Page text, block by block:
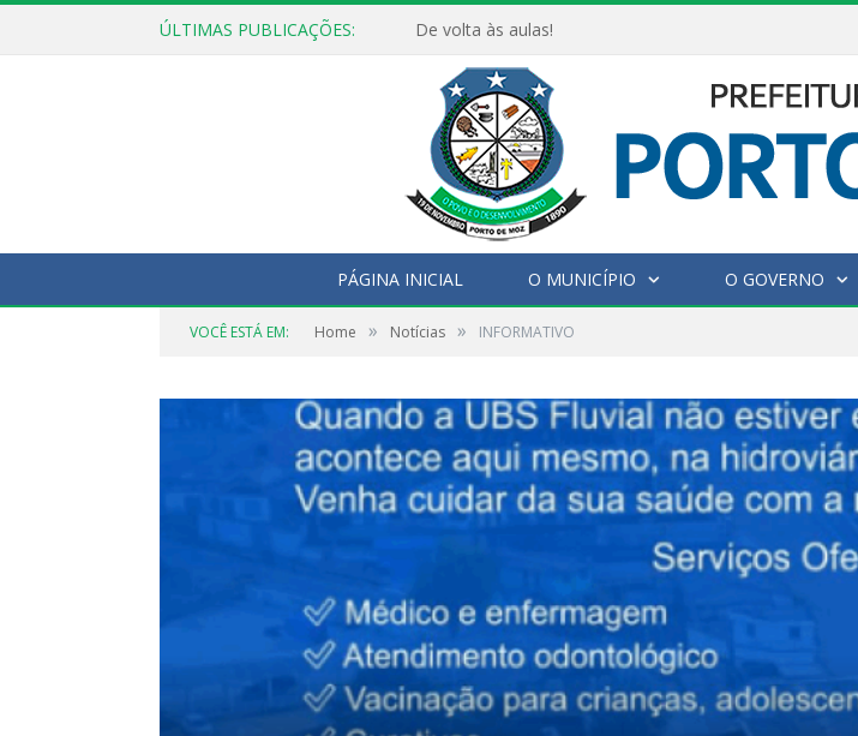
ÚLTIMAS PUBLICAÇÕES: De volta às aulas!
PÁGINA INICIAL O MUNICÍPIO O GOVERNO
VOCÊ ESTÁ EM: Home » Notícias » INFORMATIVO